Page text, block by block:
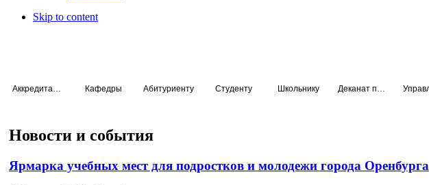
Skip to content
Кафедры Абитуриенту Студенту Школьнику
Новости и события
Ярмарка учебных мест для подростков и молодежи города Оренбурга